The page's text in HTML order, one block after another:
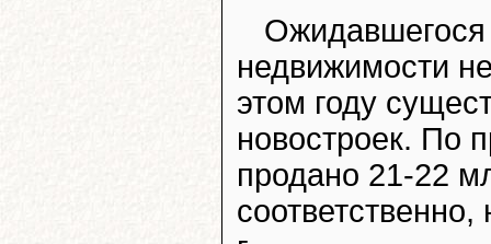
недвижимости
этом году
новостроек. По
продано 21-22